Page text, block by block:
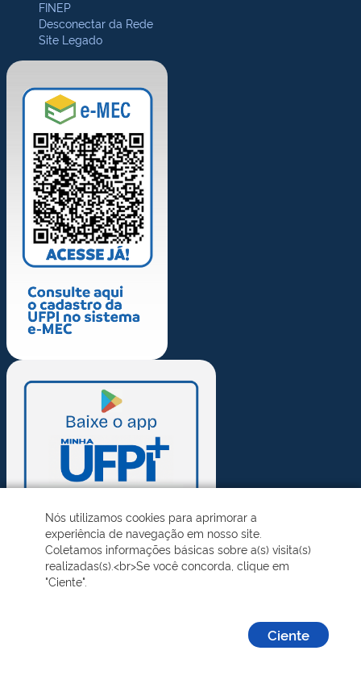
FINEP
Desconectar da Rede
Site Legado
Nós utilizamos cookies para aprimorar a
experiência de navegação em nosso site.
Coletamos informações básicas sobre a(s) visita(s)
realizadas(s).<br>Se você concorda, clique em
"Ciente".
Ciente